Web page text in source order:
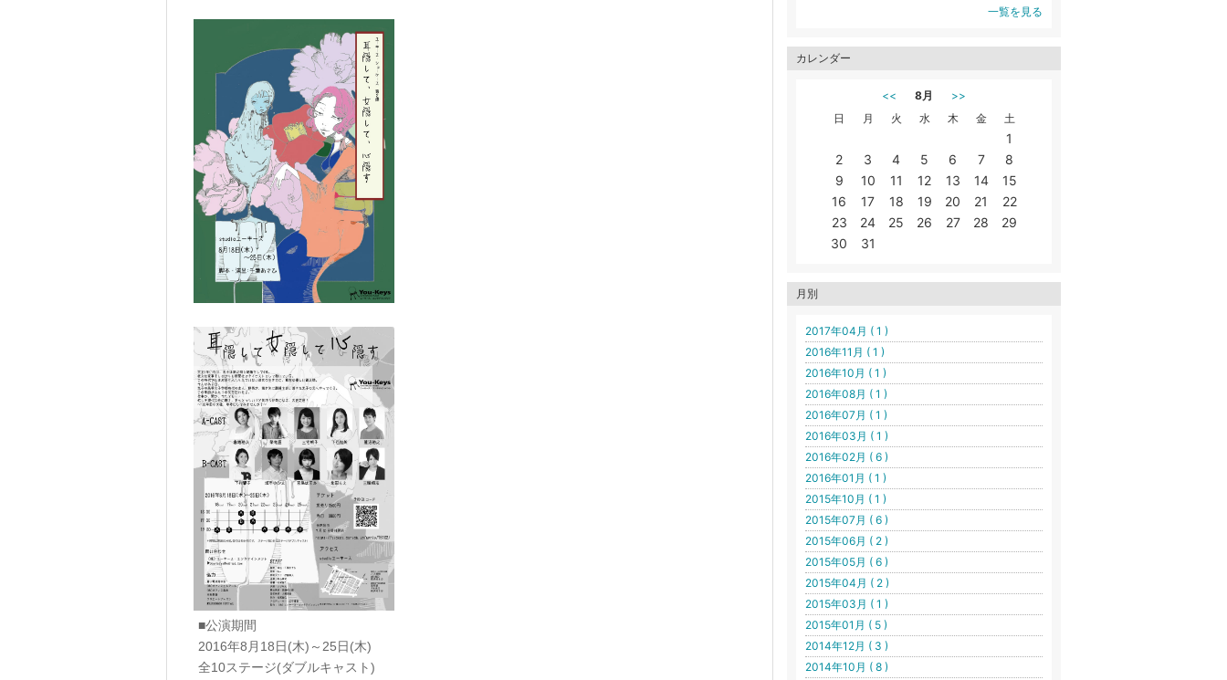
■公演期間
2016年8月18日(木)～25日(木)
全10ステージ(ダブルキャスト)
一覧を見る
カレンダー
<< 8月
>>
日
月 火 水 木 金 土
1
2
3 4 5 6 7
8
9
10 11 12 13 14
15
16
17 18 19 20 21
22
23
24 25 26 27 28
29
30
31
月別
2017年04月 ( 1 )
2016年11月 ( 1 )
2016年10月 ( 1 )
2016年08月 ( 1 )
2016年07月 ( 1 )
2016年03月 ( 1 )
2016年02月 ( 6 )
2016年01月 ( 1 )
2015年10月 ( 1 )
2015年07月 ( 6 )
2015年06月 ( 2 )
2015年05月 ( 6 )
2015年04月 ( 2 )
2015年03月 ( 1 )
2015年01月 ( 5 )
2014年12月 ( 3 )
2014年10月 ( 8 )